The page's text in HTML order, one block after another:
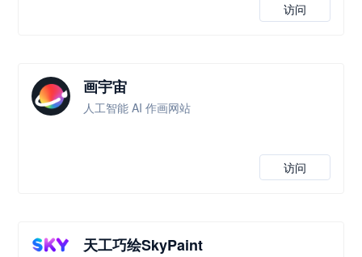
访问
画宇宙
人工智能 AI 作画网站
访问
天工巧绘SkyPaint